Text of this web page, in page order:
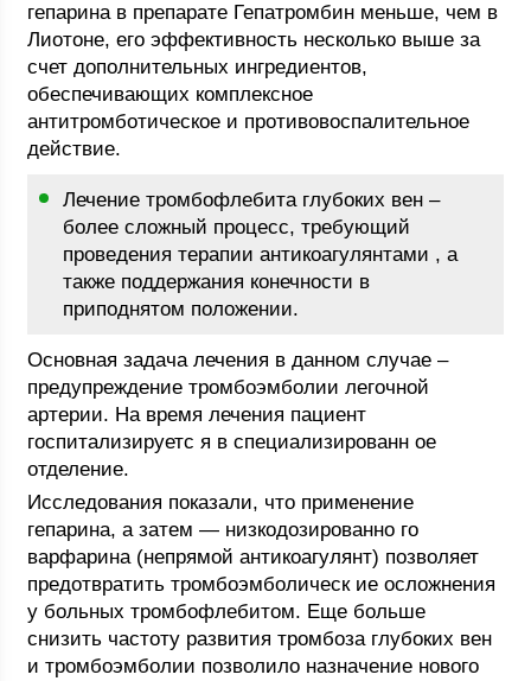
гепарина в препарате Гепатромбин меньше, чем в
Лиотоне, его эффективность несколько выше за
счет дополнительных ингредиентов,
обеспечивающих комплексное
антитромботическое и противовоспалительное
действие.
Лечение тромбофлебита глубоких вен –
более сложный процесс, требующий
проведения терапии антикоагулянтами , а
также поддержания конечности в
приподнятом положении.
Основная задача лечения в данном случае –
предупреждение тромбоэмболии легочной
артерии. На время лечения пациент
госпитализируетс я в специализированн ое
отделение.
Исследования показали, что применение
гепарина, а затем — низкодозированно го
варфарина (непрямой антикоагулянт) позволяет
предотвратить тромбоэмболическ ие осложнения
у больных тромбофлебитом. Еще больше
снизить частоту развития тромбоза глубоких вен
и тромбоэмболии позволило назначение нового